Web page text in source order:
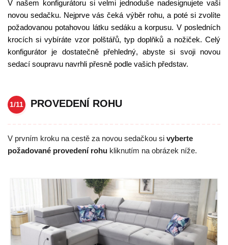
V našem konfigurátoru si velmi jednoduše nadesignujete vaši
novou sedačku. Nejprve vás čeká výběr rohu, a poté si zvolíte
požadovanou potahovou látku sedáku a korpusu. V posledních
krocích si vybíráte vzor polštářů, typ doplňků a nožiček. Celý
konfigurátor je dostatečně přehledný, abyste si svoji novou
sedací soupravu navrhli přesně podle vašich představ.
1/11 PROVEDENÍ ROHU
V prvním kroku na cestě za novou sedačkou si vyberte
požadované provedení rohu kliknutím na obrázek níže.